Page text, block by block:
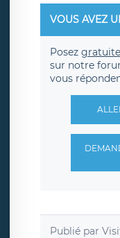
VOUS AVEZ
Posez
sur notre
vous
Publié par